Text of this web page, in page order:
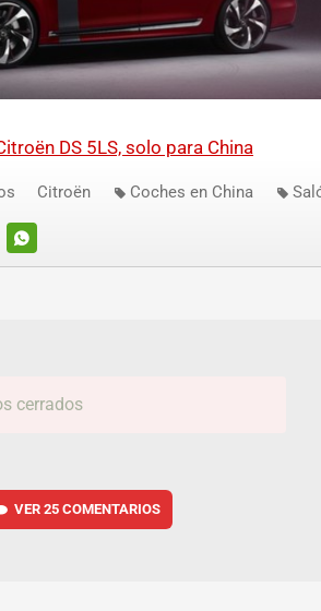
DS 5LS, solo para China
WHATSAPP
Citroën Coches en China
cerrados
VER 25 COMENTARIOS